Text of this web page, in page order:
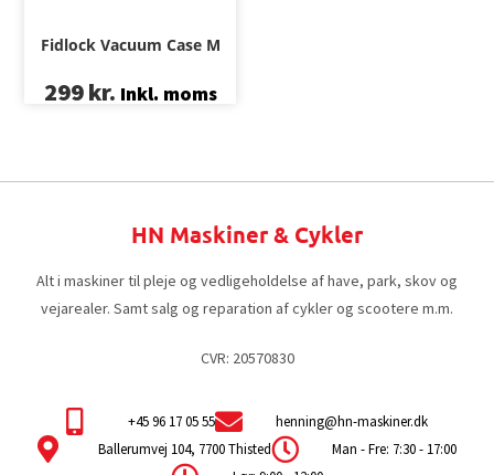
Fidlock Vacuum Case M
299kr. Inkl. moms
HN Maskiner & Cykler
Alt i maskiner til pleje og vedligeholdelse af have, park, skov og
vejarealer. Samt salg og reparation af cykler og scootere m.m.
CVR: 20570830
+45 96 17 05 55
henning@hn-maskiner.dk
Ballerumvej 104, 7700 Thisted
Man - Fre: 7:30 - 17:00